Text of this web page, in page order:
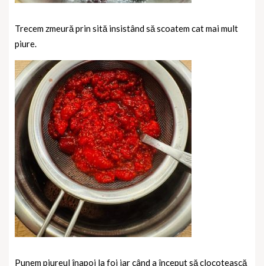
Trecem zmeură prin sită insistând să scoatem cat mai mult
piure.
Punem piureul înapoi la foi iar când a început să clocotească